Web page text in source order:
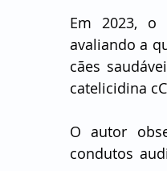
Em 2023, o
avaliando a
cães
catelicidina
O autor
condutos